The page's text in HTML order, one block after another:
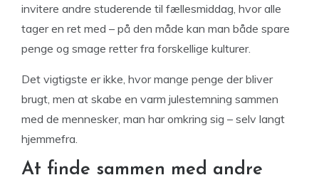
invitere andre studerende til fællesmiddag, hvor alle
tager en ret med – på den måde kan man både spare
penge og smage retter fra forskellige kulturer.
Det vigtigste er ikke, hvor mange penge der bliver
brugt, men at skabe en varm julestemning sammen
med de mennesker, man har omkring sig – selv langt
hjemmefra.
At finde sammen med andre